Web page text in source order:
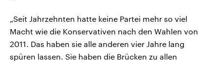
„Seit Jahrzehnten hatte keine Partei mehr so viel
Macht wie die Konservativen nach den Wahlen von
2011. Das haben sie alle anderen vier Jahre lang
spüren lassen. Sie haben die Brücken zu allen